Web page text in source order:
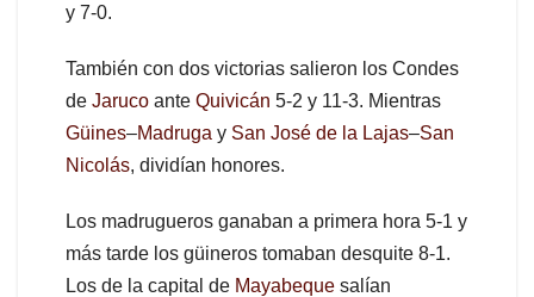
y 7-0.
También con dos victorias salieron los Condes
de Jaruco ante Quivicán 5-2 y 11-3. Mientras
Güines–Madruga y San José de la Lajas–San
Nicolás, dividían honores.
Los madrugueros ganaban a primera hora 5-1 y
más tarde los güineros tomaban desquite 8-1.
Los de la capital de Mayabeque salían